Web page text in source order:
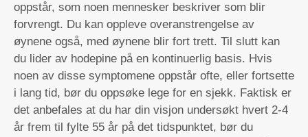
oppstår, som noen mennesker beskriver som blir
forvrengt. Du kan oppleve overanstrengelse av
øynene også, med øynene blir fort trett. Til slutt kan
du lider av hodepine på en kontinuerlig basis. Hvis
noen av disse symptomene oppstår ofte, eller fortsette
i lang tid, bør du oppsøke lege for en sjekk. Faktisk er
det anbefales at du har din visjon undersøkt hvert 2-4
år frem til fylte 55 år på det tidspunktet, bør du